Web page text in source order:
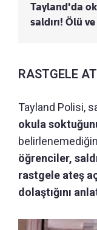
Tayland'da
saldırı! Ölü
RASTGELE
Tayland Polisi,
okula
öğrenciler,
rastgele ateş
dolaştığını